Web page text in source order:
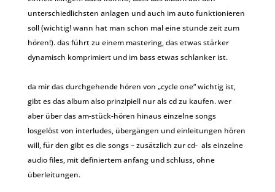
unterschiedlichsten anlagen und auch im auto funktionieren
soll (wichtig! wann hat man schon mal eine stunde zeit zum
hören!). das führt zu einem mastering, das etwas stärker
dynamisch komprimiert und im bass etwas schlanker ist.
da mir das durchgehende hören von „cycle one“ wichtig ist,
gibt es das album also prinzipiell nur als cd zu kaufen. wer
aber über das am-stück-hören hinaus einzelne songs
losgelöst von interludes, übergängen und einleitungen hören
will, für den gibt es die songs – zusätzlich zur cd- als einzelne
audio files, mit definiertem anfang und schluss, ohne
überleitungen.